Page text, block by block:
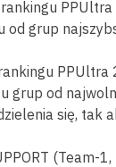
od grup
grup od
się, tak
(Team-